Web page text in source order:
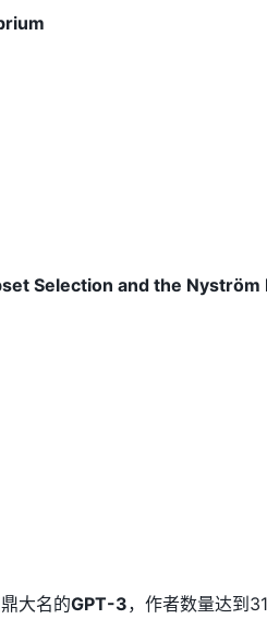
Selection and the Nyström
大名的GPT-3，作者数量达到31